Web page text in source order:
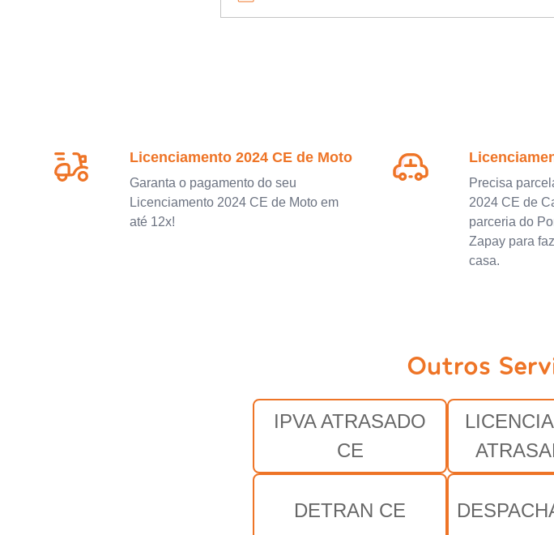
Licenciamento 2024 CE de Moto
Garanta o pagamento do seu
Licenciamento 2024 CE de Moto em
até 12x!
Precisa
2024 CE de
parceria do
Zapay para
casa.
Outros
IPVA ATRASADO
CE
DETRAN CE